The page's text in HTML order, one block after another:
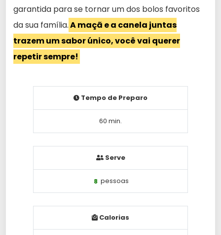
garantida para se tornar um dos bolos favoritos
da sua família.A maçã e a canela juntas
trazem um sabor único, você vai querer
repetir sempre!
Tempo de Preparo
60 min.
Serve
8 pessoas
Calorias